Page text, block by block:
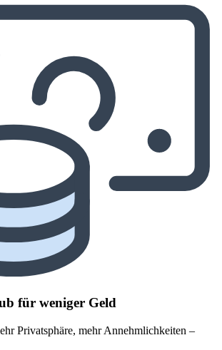
für weniger Geld
Privatsphäre, mehr Annehmlichkeiten –